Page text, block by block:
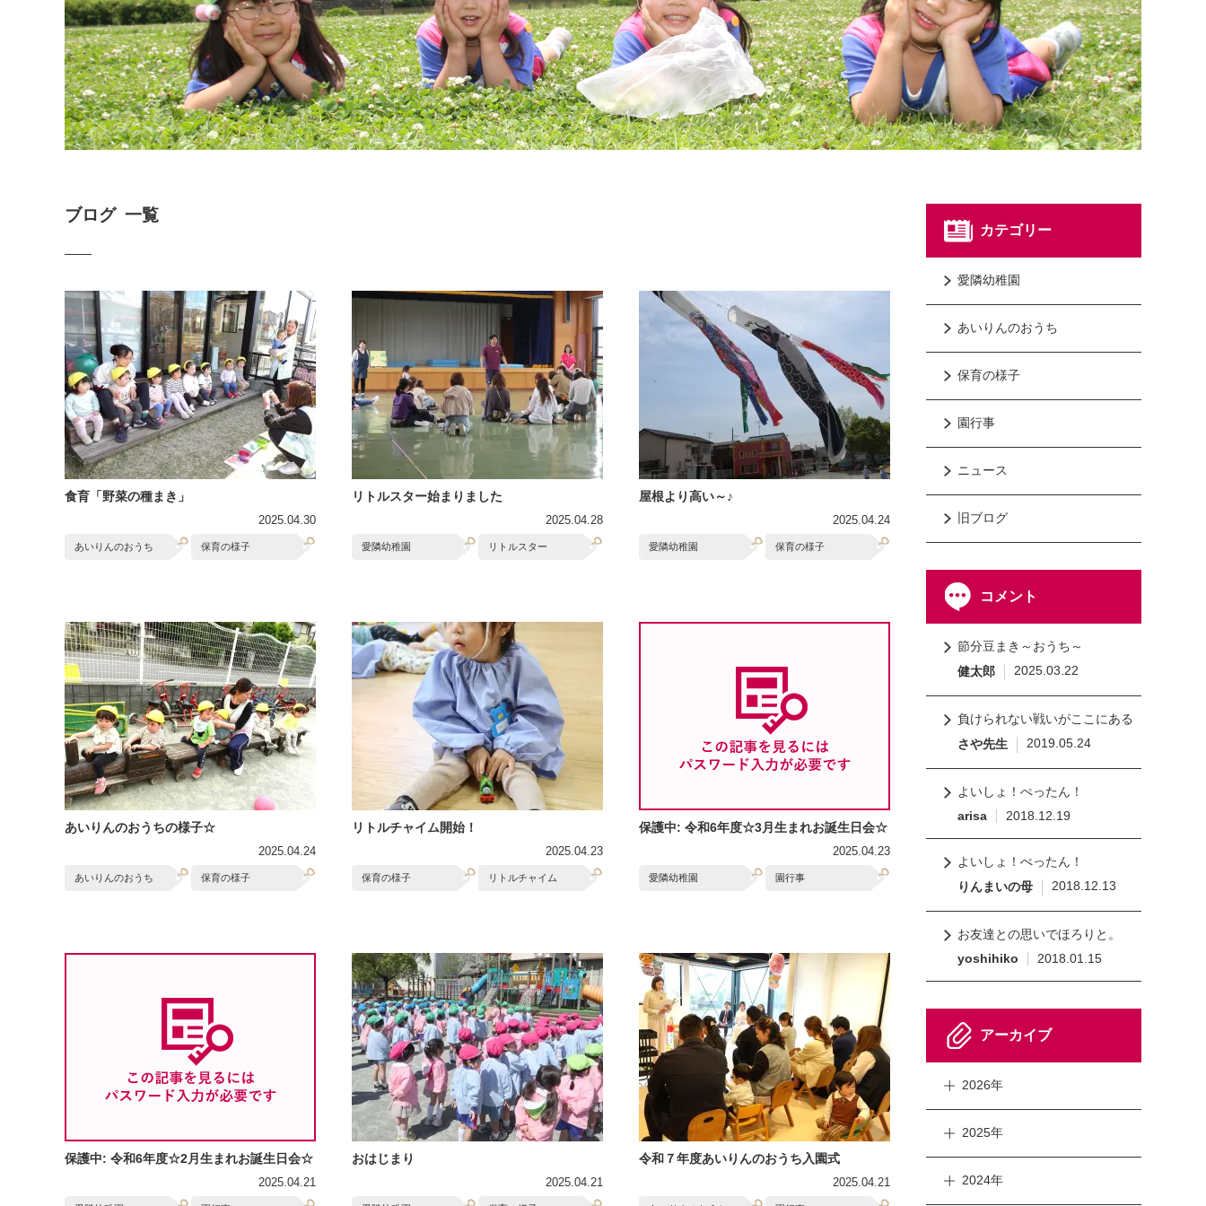
ブログ 一覧
食育「野菜の種まき」
2025.04.30
あいりんのおうち 保育の様子
リトルスター始まりました
2025.04.28
愛隣幼稚園 リトルスター
屋根より高い～♪
2025.04.24
愛隣幼稚園 保育の様子
あいりんのおうちの様子☆
2025.04.24
あいりんのおうち 保育の様子
リトルチャイム開始！
2025.04.23
保育の様子 リトルチャイム
保護中: 令和6年度☆3月生まれお誕生日会☆
2025.04.23
愛隣幼稚園 園行事
保護中: 令和6年度☆2月生まれお誕生日会☆
2025.04.21
おはじまり
2025.04.21
令和７年度あいりんのおうち入園式
2025.04.21
カテゴリー
愛隣幼稚園
あいりんのおうち
保育の様子
園行事
ニュース
旧ブログ
コメント
節分豆まき～おうち～
健太郎
2025.03.22
負けられない戦いがここにある
さや先生
2019.05.24
よいしょ！ぺったん！
arisa
2018.12.19
よいしょ！ぺったん！
りんまいの母
2018.12.13
お友達との思いでほろりと。
yoshihiko
2018.01.15
アーカイブ
2026年
2025年
2024年